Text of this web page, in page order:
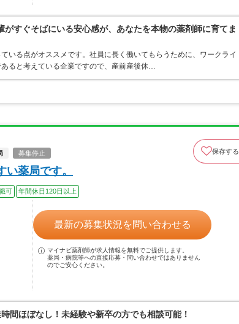
すぐそばにいる安心感が、あなたを本物の薬剤師に育てま
いる点がオススメです。社員に長く働いてもらうために、ワークライ
ると考えている企業ですので、産前産後休…
募集停止 保存する
薬局です。
可 年間休日120日以上
最新の募集状況を問い合わせる
マイナビ薬剤師が求人情報を無料でご提供します。
薬局・病院等への直接応募・問い合わせではありません
のでご安心ください。
間ほぼなし！未経験や新卒の方でも相談可能！